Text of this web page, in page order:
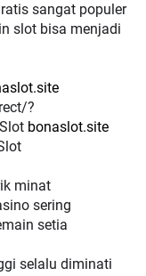
sangat populer
slot bisa menjadi
?
bonaslot.site
minat
sering
setia
selalu diminati